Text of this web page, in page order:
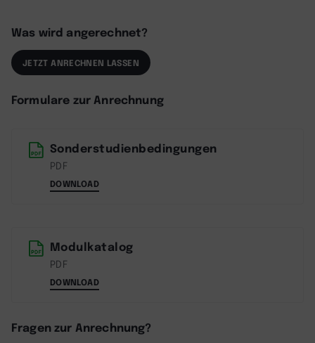
Was wird angerechnet?
JETZT ANRECHNEN LASSEN
Formulare zur Anrechnung
Sonderstudienbedingungen
PDF
DOWNLOAD
Modulkatalog
PDF
DOWNLOAD
Fragen zur Anrechnung?